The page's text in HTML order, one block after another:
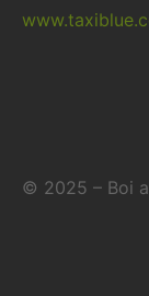
© 2025 – Boi